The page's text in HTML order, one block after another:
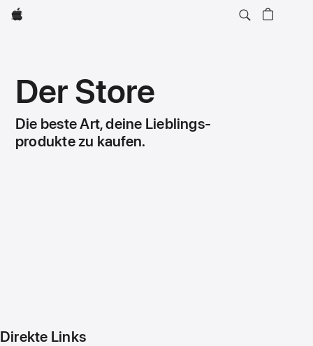
Apple
Der Store
Die beste Art, deine Lieblings­
produkte zu kaufen.
Direkte Links